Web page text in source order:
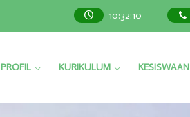
10:32:13
PROFIL KURIKULUM KESISWAAN